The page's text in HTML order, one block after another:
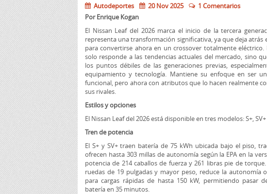
Autodeportes 20 Nov 2025
1 Comentarios
Por Enrique Kogan
El Nissan Leaf del 2026 marca el inicio de la tercera
representa una transformación significativa, ya que deja atrás
para convertirse ahora en un crossover totalmente eléctrico.
solo responde a las tendencias actuales del mercado, sino
los puntos débiles de las generaciones previas,
equipamiento y tecnología. Mantiene su enfoque en ser
funcional, pero ahora con atributos que lo hacen realmente
sus rivales.
Estilos y opciones
El Nissan Leaf del 2026 está disponible en tres modelos: S+,
Tren de potencia
El S+ y SV+ traen batería de 75 kWh ubicada bajo el piso,
ofrecen hasta 303 millas de autonomía según la EPA en la
potencia de 214 caballos de fuerza y 261 libras pie de
ruedas de 19 pulgadas y mayor peso, reduce la autonomía
para cargas rápidas de hasta 150 kW, permitiendo pasar
batería en 35 minutos.